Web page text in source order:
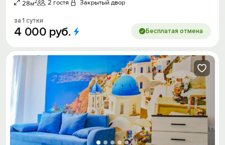
28м2 2 гостя Закрытый двор
за 1 сутки
4 000 руб. Бесплатая отмена